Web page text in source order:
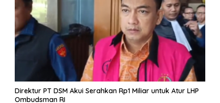
Direktur PT DSM Akui Serahkan Rp1 Miliar untuk Atur LHP
Ombudsman RI